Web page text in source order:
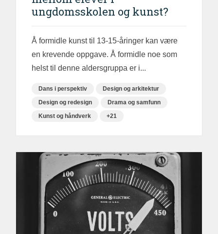
ungdomsskolen og kunst?
Å formidle kunst til 13-15-åringer kan være
en krevende oppgave. Å formidle noe som
helst til denne aldersgruppa er i...
Dans i perspektiv
Design og arkitektur
Design og redesign
Drama og samfunn
Kunst og håndverk
+21